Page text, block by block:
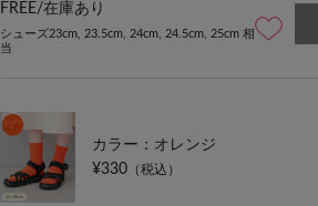
FREE/在庫あり
シューズ23cm, 23.5cm, 24cm, 24.5cm, 25cm 相
当
カラー：オレンジ
¥330 （税込）